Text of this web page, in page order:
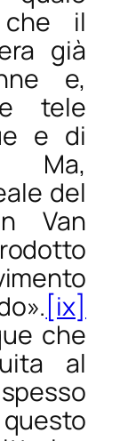
che il
già
e,
tele
e di
del
Van
[ix]
che
al